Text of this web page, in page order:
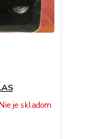
Nie je skladom